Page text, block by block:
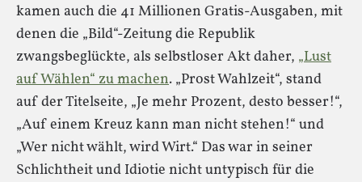
kamen auch die 41 Millionen Gratis-Ausgaben, mit
denen die „Bild“-Zeitung die Republik
zwangsbeglückte, als selbstloser Akt daher, „Lust
auf Wählen“ zu machen. „Prost Wahlzeit“, stand
auf der Titelseite, „Je mehr Prozent, desto besser!“,
„Auf einem Kreuz kann man nicht stehen!“ und
„Wer nicht wählt, wird Wirt.“ Das war in seiner
Schlichtheit und Idiotie nicht untypisch für die